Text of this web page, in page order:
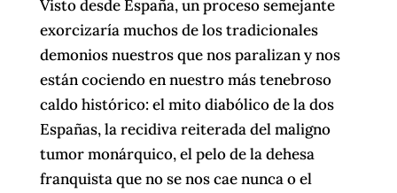
Visto desde España, un proceso semejante
exorcizaría muchos de los tradicionales
demonios nuestros que nos paralizan y nos
están cociendo en nuestro más tenebroso
caldo histórico: el mito diabólico de la dos
Españas, la recidiva reiterada del maligno
tumor monárquico, el pelo de la dehesa
franquista que no se nos cae nunca o el